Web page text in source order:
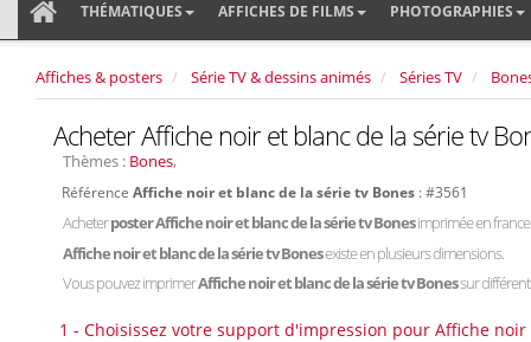
THÉMATIQUES AFFICHES DE FILMS PHOTOGRAPHIES
Affiches & posters Série TV & dessins animés Séries TV
Acheter Affiche noir et blanc de la série tv
Thèmes : Bones,
Référence Affiche noir et blanc de la série tv Bones : #3561
Acheterposter Affiche noir et blanc de la série tv Bonesimprimée en france.
Affiche noir et blanc de la série tv Bonesexiste en plusieurs dimensions.
Vous pouvez imprimerAffiche noir et blanc de la série tv Bonessur
1 - Choisissez votre support d'impression pour Affiche